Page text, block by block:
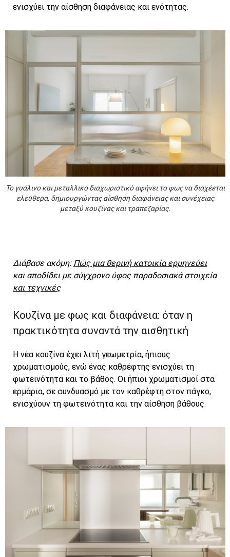
ενισχύει την αίσθηση διαφάνειας και ενότητας.
Το γυάλινο και μεταλλικό διαχωριστικό αφήνει το φως να διαχέεται
ελεύθερα, δημιουργώντας αίσθηση διαφάνειας και συνέχειας
μεταξύ κουζίνας και τραπεζαρίας.
Διάβασε ακόμη: Πώς μια θερινή κατοικία ερμηνεύει
και αποδίδει με σύγχρονο ύφος παραδοσιακά στοιχεία
και τεχνικές
Κουζίνα με φως και διαφάνεια: όταν η
πρακτικότητα συναντά την αισθητική
Η νέα κουζίνα έχει λιτή γεωμετρία, ήπιους
χρωματισμούς, ενώ ένας καθρέφτης ενισχύει τη
φωτεινότητα και το βάθος. Οι ήπιοι χρωματισμοί στα
ερμάρια, σε συνδυασμό με τον καθρέφτη στον πάγκο,
ενισχύουν τη φωτεινότητα και την αίσθηση βάθους.